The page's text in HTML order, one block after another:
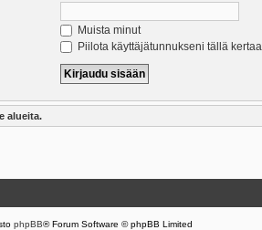
Muista minut
Piilota käyttäjätunnukseni tällä kertaa
alueita.
phpBB® Forum Software © phpBB Limited